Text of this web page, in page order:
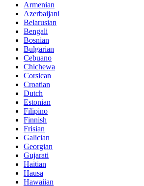
Armenian
Azerbaijani
Belarusian
Bengali
Bosnian
Bulgarian
Cebuano
Chichewa
Corsican
Croatian
Dutch
Estonian
Filipino
Finnish
Frisian
Galician
Georgian
Gujarati
Haitian
Hausa
Hawaiian